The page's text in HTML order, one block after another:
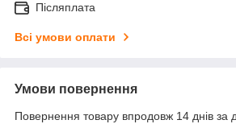
Післяплата
Всі умови оплати
Умови повернення
Повернення товару впродовж 14 днів за